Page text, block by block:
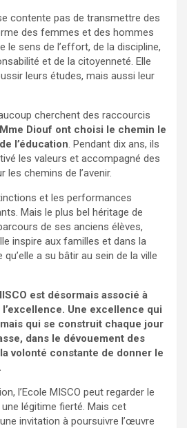
contente pas de transmettre des
des femmes et des hommes
le sens de l’effort, de la discipline,
et de la citoyenneté. Elle
leurs études, mais aussi leur
cherchent des raccourcis
Diouf ont choisi le chemin le
l’éducation . Pendant dix ans, ils
les valeurs et accompagné des
les chemins de l’avenir.
et les performances
Mais le plus bel héritage de
de ses anciens élèves,
inspire aux familles et dans la
qu’elle a su bâtir au sein de la ville
est désormais associé à
Une excellence qui
qui se construit chaque jour
dans le dévouement des
volonté constante de donner le
l’Ecole MISCO peut regarder le
légitime fierté. Mais cet
invitation à poursuivre l’œuvre